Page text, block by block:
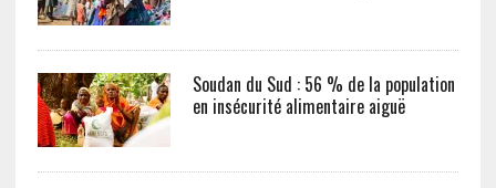
Soudan du Sud : 56 % de la population
en insécurité alimentaire aiguë